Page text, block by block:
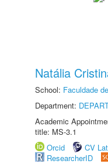
Natália
School: Faculdade
Department:
Academic
title: MS-3.1
Orcid
CV
ResearcherID